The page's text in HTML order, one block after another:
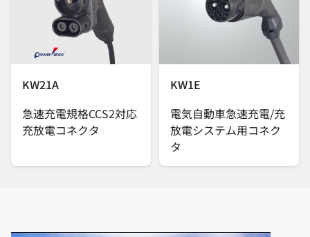
KW21A
急速充電規格CCS2対応
充放電コネクタ
KW1E
電気自動車急速充電/充
放電システム用コネク
タ